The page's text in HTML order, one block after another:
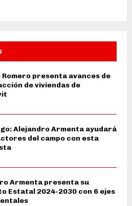
Romero presenta avances de
de viviendas de
Alejandro Armenta ayudará
del campo con esta
Armenta presenta su
Estatal 2024-2030 con 6 ejes